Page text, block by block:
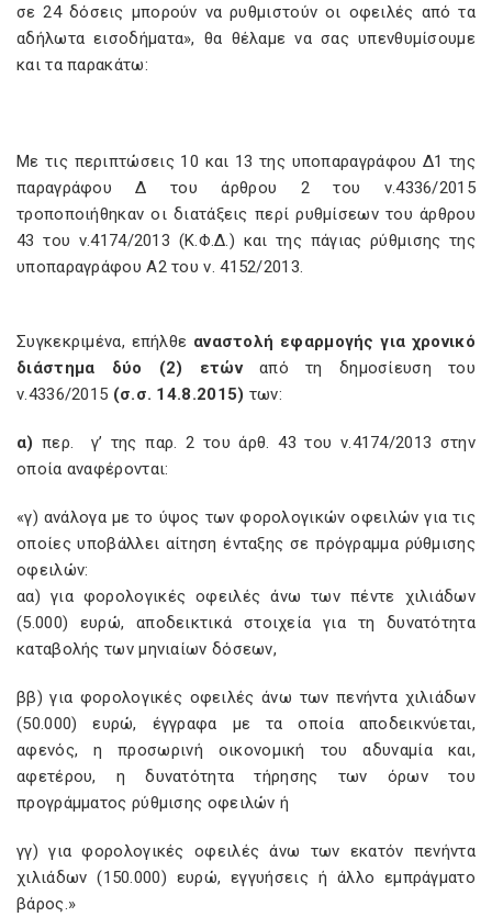
σε 24 δόσεις μπορούν να ρυθμιστούν οι οφειλές από τα
αδήλωτα εισοδήματα», θα θέλαμε να σας υπενθυμίσουμε
και τα παρακάτω:
Με τις περιπτώσεις 10 και 13 της υποπαραγράφου Δ1 της
παραγράφου Δ του άρθρου 2 του ν.4336/2015
τροποποιήθηκαν οι διατάξεις περί ρυθμίσεων του άρθρου
43 του ν.4174/2013 (Κ.Φ.Δ.) και της πάγιας ρύθμισης της
υποπαραγράφου Α2 του ν. 4152/2013.
Συγκεκριμένα, επήλθε αναστολή εφαρμογής για χρονικό
διάστημα δύο (2) ετώναπό τη δημοσίευση του
ν.4336/2015 (σ.σ. 14.8.2015) των:
α) περ.
γ’ της παρ. 2 του άρθ. 43 του ν.4174/2013 στην
οποία αναφέρονται:
«γ) ανάλογα με το ύψος των φορολογικών οφειλών για τις
οποίες υποβάλλει αίτηση ένταξης σε πρόγραμμα ρύθμισης
οφειλών:
αα) για φορολογικές οφειλές άνω των πέντε χιλιάδων
(5.000) ευρώ, αποδεικτικά στοιχεία για τη δυνατότητα
καταβολής των μηνιαίων δόσεων,
ββ) για φορολογικές οφειλές άνω των πενήντα χιλιάδων
(50.000) ευρώ, έγγραφα με τα οποία αποδεικνύεται,
αφενός, η προσωρινή οικονομική του αδυναμία και,
αφετέρου, η δυνατότητα τήρησης των όρων του
προγράμματος ρύθμισης οφειλών ή
γγ) για φορολογικές οφειλές άνω των εκατόν πενήντα
χιλιάδων (150.000) ευρώ, εγγυήσεις ή άλλο εμπράγματο
βάρος.»